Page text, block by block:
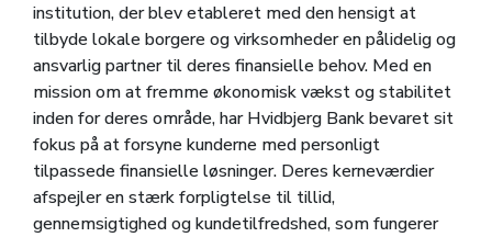
institution, der blev etableret med den hensigt at
tilbyde lokale borgere og virksomheder en pålidelig og
ansvarlig partner til deres finansielle behov. Med en
mission om at fremme økonomisk vækst og stabilitet
inden for deres område, har Hvidbjerg Bank bevaret sit
fokus på at forsyne kunderne med personligt
tilpassede finansielle løsninger. Deres kerneværdier
afspejler en stærk forpligtelse til tillid,
gennemsigtighed og kundetilfredshed, som fungerer